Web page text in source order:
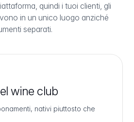
quindi i tuoi clienti, gli
in un unico luogo anziché
separati.
wine club
nativi piuttosto che